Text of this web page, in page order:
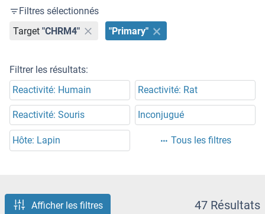
Filtres sélectionnés
Target "CHRM4" "Primary"
Filtrer les résultats:
Reactivité: Humain
Reactivité: Rat
Reactivité: Souris Inconjugué
Hôte: Lapin Tous les filtres
Afficher les filtres 47 Résultats